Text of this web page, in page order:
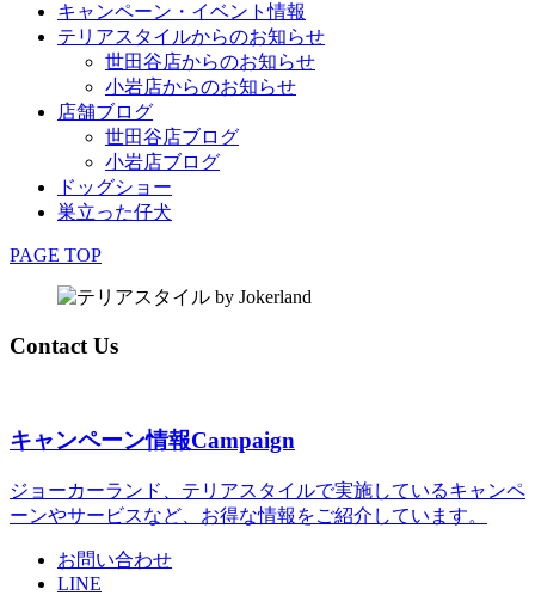
キャンペーン・イベント情報
テリアスタイルからのお知らせ
世田谷店からのお知らせ
小岩店からのお知らせ
店舗ブログ
世田谷店ブログ
小岩店ブログ
ドッグショー
巣立った仔犬
PAGE TOP
Contact Us
キャンペーン情報Campaign
ジョーカーランド、テリアスタイルで実施しているキャンペ
ーンやサービスなど、お得な情報をご紹介しています。
お問い合わせ
LINE